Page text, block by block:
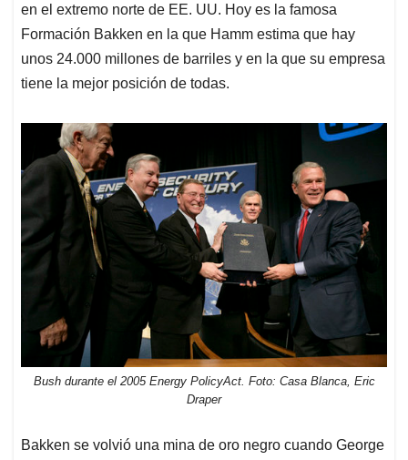
en el extremo norte de EE. UU. Hoy es la famosa
Formación Bakken en la que Hamm estima que hay
unos 24.000 millones de barriles y en la que su empresa
tiene la mejor posición de todas.
Bush durante el 2005 Energy PolicyAct. Foto: Casa Blanca, Eric
Draper
Bakken se volvió una mina de oro negro cuando George